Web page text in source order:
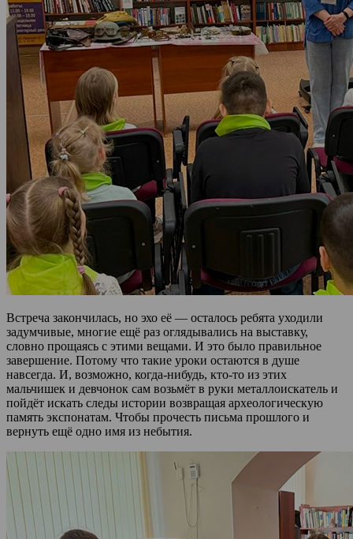
Встреча закончилась, но эхо её — осталось ребята уходили
задумчивые, многие ещё раз оглядывались на выставку,
словно прощаясь с этими вещами. И это было правильное
завершение. Потому что такие уроки остаются в душе
навсегда. И, возможно, когда-нибудь, кто-то из этих
мальчишек и девчонок сам возьмёт в руки металлоискатель и
пойдёт искать следы истории возвращая археологическую
память экспонатам. Чтобы прочесть письма прошлого и
вернуть ещё одно имя из небытия.